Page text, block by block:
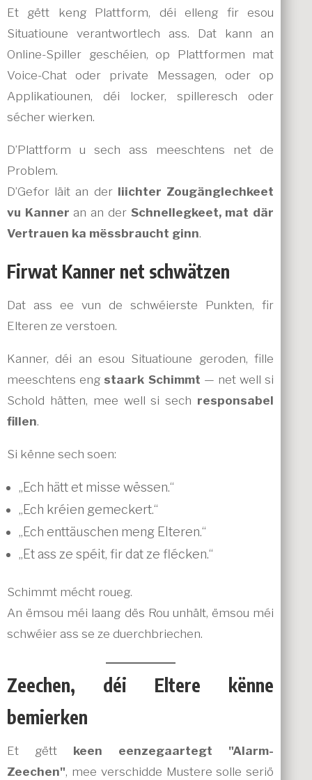
Et gëtt keng Plattform, déi elleng fir esou
Situatioune verantwortlech ass. Dat kann an
Online-Spiller geschéien, op Plattformen mat
Voice-Chat oder private Messagen, oder op
Applikatiounen, déi locker, spilleresch oder
sécher wierken.
D’Plattform u sech ass meeschtens net de
Problem.
D’Gefor läit an der liichter Zougänglechkeet
vu Kanner an an der Schnellegkeet, mat där
Vertrauen ka mëssbraucht ginn.
Firwat Kanner net schwätzen
Dat ass ee vun de schwéierste Punkten, fir
Elteren ze verstoen.
Kanner, déi an esou Situatioune geroden, fille
meeschtens eng staark Schimmt — net well si
Schold hätten, mee well si sech responsabel
fillen.
Si kënne sech soen:
„Ech hätt et misse wëssen.“
„Ech kréien gemeckert.“
„Ech enttäuschen meng Elteren.“
„Et ass ze spéit, fir dat ze flécken.“
Schimmt mécht roueg.
An ëmsou méi laang dës Rou unhält, ëmsou méi
schwéier ass se ze duerchbriechen.
Zeechen, déi Eltere kënne
bemierken
Et gëtt keen eenzegaartegt "Alarm-
Zeechen", mee verschidde Mustere solle seriö